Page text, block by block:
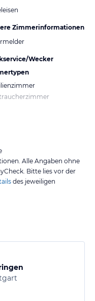
Zimmerinformationen
Wecker
Alle Angaben ohne
Bitte lies vor der
des jeweiligen